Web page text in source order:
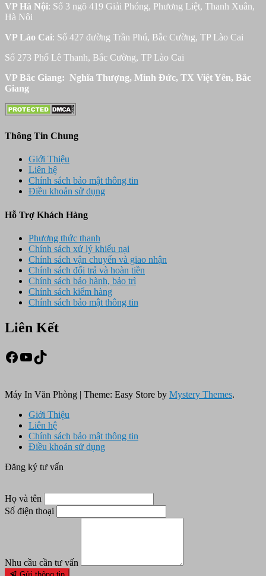
VP Hà Nội: Số 3 ngõ 419 Giải Phóng, Phương Liệt, Thanh Xuân,
Hà Nôi
VP Lào Cai: Số 427 đường Trần Phú, Bắc Cường, TP Lào Cai
Số 273 Phố Lê Thanh, Bắc Cường, TP Lào Cai
VP Bắc Giang: Nghĩa Thượng, Minh Đức, TX Việt Yên, Bắc
Giang
Thông Tin Chung
Giới Thiệu
Liên hệ
Chính sách bảo mật thông tin
Điều khoản sử dụng
Hỗ Trợ Khách Hàng
Phương thức thanh
Chính sách xử lý khiếu nại
Chính sách vận chuyển và giao nhận
Chính sách đổi trả và hoàn tiền
Chính sách bảo hành, bảo trì
Chính sách kiểm hàng
Chính sách bảo mật thông tin
Liên Kết
Facebook
Youtube
TikTok
Máy In Văn Phòng | Theme: Easy Store by Mystery Themes.
Giới Thiệu
Liên hệ
Chính sách bảo mật thông tin
Điều khoản sử dụng
Đăng ký tư vấn
Họ và tên
Số điện thoại
Nhu cầu cần tư vấn